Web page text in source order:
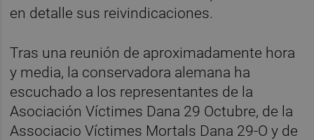
en detalle sus reivindicaciones.
Tras una reunión de aproximadamente hora
y media, la conservadora alemana ha
escuchado a los representantes de la
Asociación Víctimes Dana 29 Octubre, de la
Associacio Víctimes Mortals Dana 29-O y de